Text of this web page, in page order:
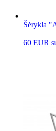
Šėrykla
60 EUR